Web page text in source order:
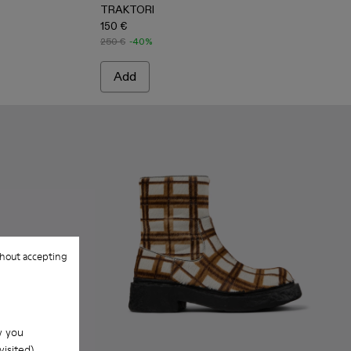
you
accepting
TRAKTORI
150 €
250 € -40%
Add